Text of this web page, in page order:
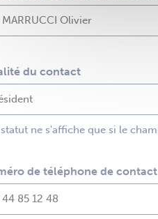
du contact
ne s'affiche que si le
de téléphone de contact